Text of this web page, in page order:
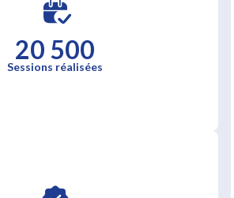
20 500
Sessions réalisées